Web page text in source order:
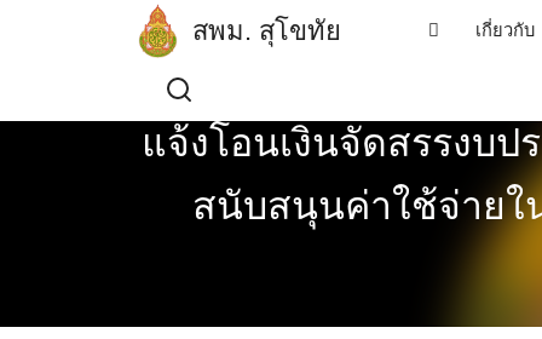
สพม. สุโขทัย เกี่ยวกับ
แจ้งโอนเงินจัดสรรงบ
สนับสนุนค่าใช้จ่ายใ